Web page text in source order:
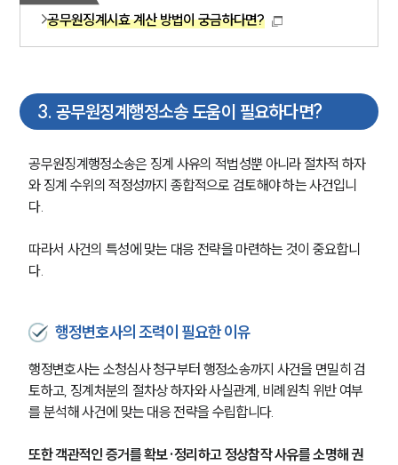
대륜의 강점
오시는 길
글로벌 파트너 로펌
고객의 소리
통합검색
AI대륜
공무원징계시효 계산 방법이 궁금하다면?
3. 공무원징계행정소송 도움이 필요하다면?
공무원징계행정소송은 징계 사유의 적법성뿐 아니라 절차적 하자
와 징계 수위의 적정성까지 종합적으로 검토해야 하는 사건입니
다.
따라서 사건의 특성에 맞는 대응 전략을 마련하는 것이 중요합니
다.
행정변호사의 조력이 필요한 이유
행정변호사는 소청심사 청구부터 행정소송까지 사건을 면밀히 검
토하고, 징계처분의 절차상 하자와 사실관계, 비례원칙 위반 여부
를 분석해 사건에 맞는 대응 전략을 수립합니다.
또한 객관적인 증거를 확보·정리하고 정상참작 사유를 소명해 권